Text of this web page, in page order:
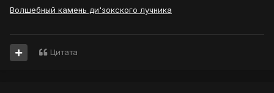
Волшебный камень ди'зокского лучника
Цитата